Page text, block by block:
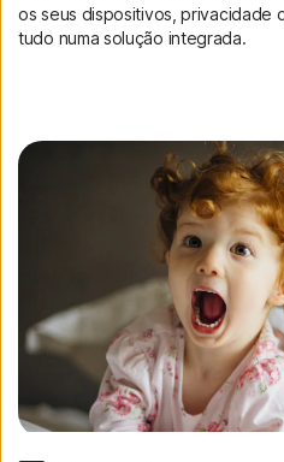
os seus dispositivos, privacidade
tudo numa solução integrada.